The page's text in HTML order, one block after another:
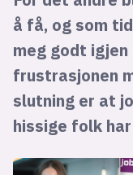
å få, og som
meg godt
frustrasjonen
slutning er at
hissige folk